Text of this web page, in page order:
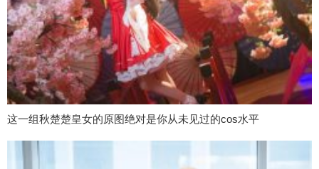
这一组秋楚楚皇女的原图绝对是你从未见过的cos水平